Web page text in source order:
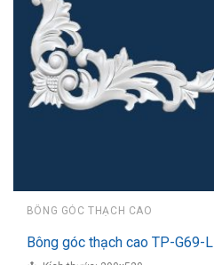
BÔNG GÓC THẠCH CAO
Bông góc thạch cao TP-G69-L